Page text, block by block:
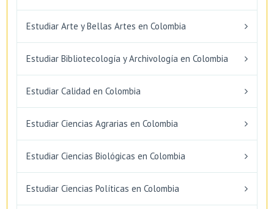
Estudiar Arte y Bellas Artes en Colombia
Estudiar Bibliotecología y Archivología en Colombia
Estudiar Calidad en Colombia
Estudiar Ciencias Agrarias en Colombia
Estudiar Ciencias Biológicas en Colombia
Estudiar Ciencias Políticas en Colombia